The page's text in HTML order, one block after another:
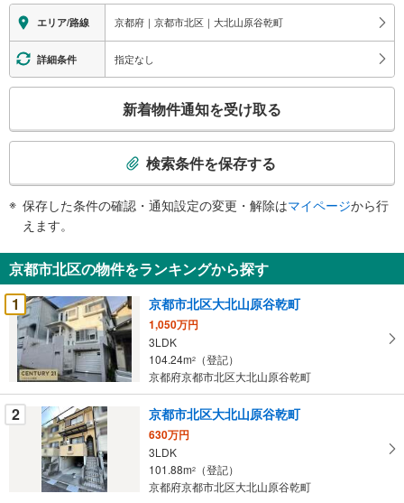
エリア/路線 京都府｜京都市北区｜大北山原谷乾町
詳細条件 指定なし
検
知
を
受
け
取
る
・
条
件
新着物件通知を受け取る
検索条件を保存する
保存した条件の確認・通知設定の変更・解除はマイページから行
えます。
京都市北区の物件をランキングから探す
1
京都市北区大北山原谷乾町
1,050万円
3LDK
104.24m2
（登記）
京都府京都市北区大北山原谷乾町
2 京都市北区大北山原谷乾町
630万円
3LDK
101.88m2
（登記）
京都府京都市北区大北山原谷乾町